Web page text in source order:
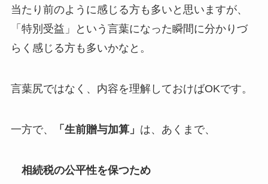
当たり前のように感じる方も多いと思いますが、
「特別受益」という言葉になった瞬間に分かりづ
らく感じる方も多いかなと。
言葉尻ではなく、内容を理解しておけばOKです。
一方で、 「生前贈与加算」 は、あくまで、
相続税の公平性を保つため